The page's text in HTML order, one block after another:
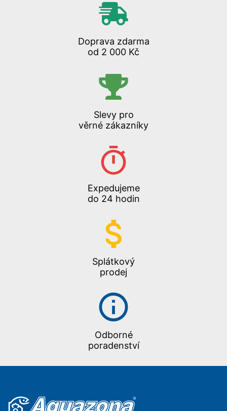
Doprava zdarma
od 2 000 Kč
Slevy pro
věrné zákazníky
Expedujeme
do 24 hodin
Splátkový
prodej
Odborné
poradenství